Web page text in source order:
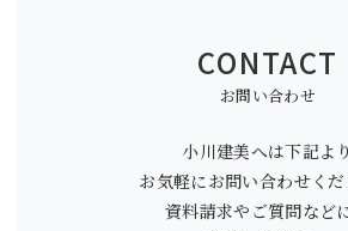
CONTACT
お問い合わせ
小川建美へは下記より
お気軽にお問い合わせくだ
資料請求やご質問など